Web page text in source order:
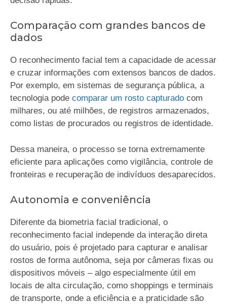
Comparação com grandes bancos de
dados
O reconhecimento facial tem a capacidade de acessar
e cruzar informações com extensos bancos de dados.
Por exemplo, em sistemas de segurança pública, a
tecnologia pode comparar um rosto capturado com
milhares, ou até milhões, de registros armazenados,
como listas de procurados ou registros de identidade.
Dessa maneira, o processo se torna extremamente
eficiente para aplicações como vigilância, controle de
fronteiras e recuperação de indivíduos desaparecidos.
Autonomia e conveniência
Diferente da biometria facial tradicional, o
reconhecimento facial independe da interação direta
do usuário, pois é projetado para capturar e analisar
rostos de forma autônoma, seja por câmeras fixas ou
dispositivos móveis – algo especialmente útil em
locais de alta circulação, como shoppings e terminais
de transporte, onde a eficiência e a praticidade são